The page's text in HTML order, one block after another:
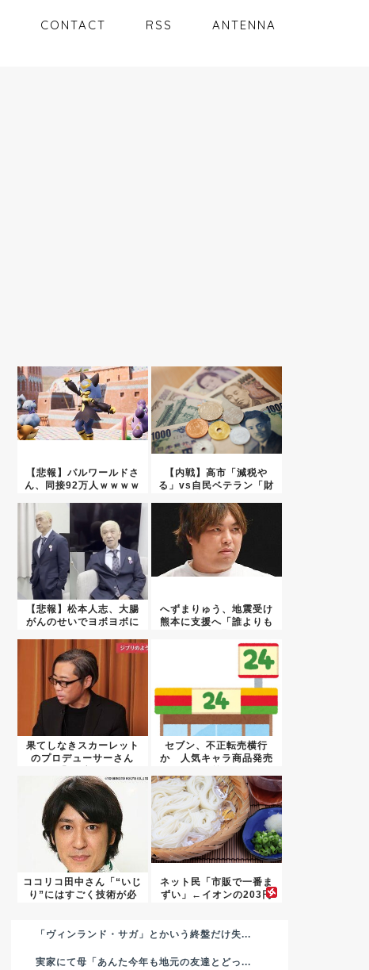
CONTACT RSS ANTENNA
【悲報】パルワールドさ
ん、同接92万人ｗｗｗｗ
【内戦】高市「減税や
る」vs自民ベテラン「財
【悲報】松本人志、大腸
がんのせいでヨボヨボに
へずまりゅう、地震受け
熊本に支援へ「誰よりも
果てしなきスカーレット
のプロデューサーさん
セブン、不正転売横行
か 人気キャラ商品発売
ココリコ田中さん「“いじ
り”にはすごく技術が必
ネット民「市販で一番ま
ずい」←イオンの203円
「ヴィンランド・サガ」とかいう終盤だけ失...
実家にて母「あんた今年も地元の友達とどっ...